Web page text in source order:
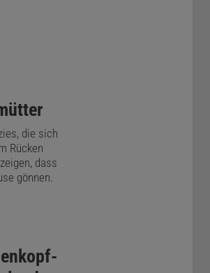
die sich
Rücken
dass
gönnen.